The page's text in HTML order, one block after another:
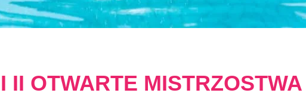
II OTWARTE